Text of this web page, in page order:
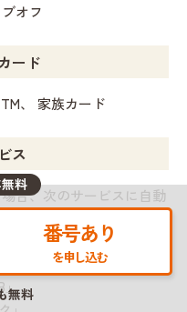
料
番号あり
を申し込む
無料
オフ
ード
、 家族カード
ス
合、次のサービスに自動
は発行されませんので、
」